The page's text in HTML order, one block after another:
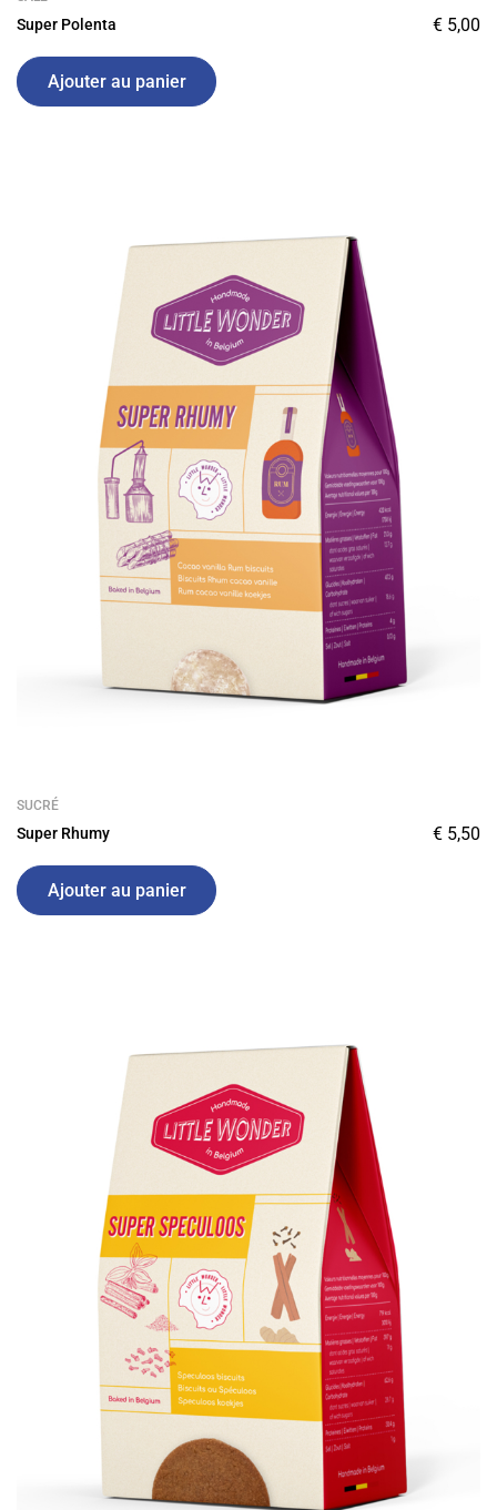
Super Polenta € 5,00
Ajouter au panier
SUCRÉ
Super Rhumy € 5,50
Ajouter au panier